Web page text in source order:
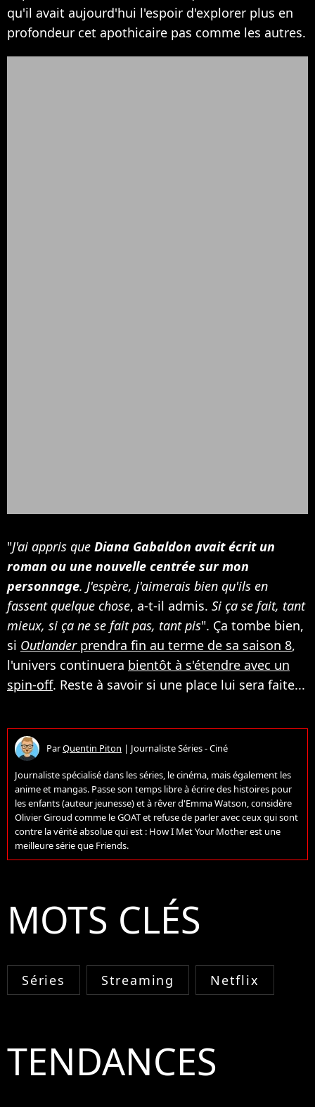
qu'il avait aujourd'hui l'espoir d'explorer plus en
profondeur cet apothicaire pas comme les autres.
"J'ai appris que Diana Gabaldon avait écrit un
roman ou une nouvelle centrée sur mon
personnage. J'espère, j'aimerais bien qu'ils en
fassent quelque chose, a-t-il admis. Si ça se fait, tant
mieux, si ça ne se fait pas, tant pis". Ça tombe bien,
si Outlanderprendra fin au terme de sa saison 8,
l'univers continuera bientôt à s'étendre avec un
spin-off. Reste à savoir si une place lui sera faite...
ParQuentin Piton | Journaliste Séries - Ciné
Journaliste spécialisé dans les séries, le cinéma, mais également les
anime et mangas. Passe son temps libre à écrire des histoires pour
les enfants (auteur jeunesse) et à rêver d'Emma Watson, considère
Olivier Giroud comme le GOAT et refuse de parler avec ceux qui sont
contre la vérité absolue qui est : How I Met Your Mother est une
meilleure série que Friends.
MOTS CLÉS
Séries Streaming Netflix
TENDANCES